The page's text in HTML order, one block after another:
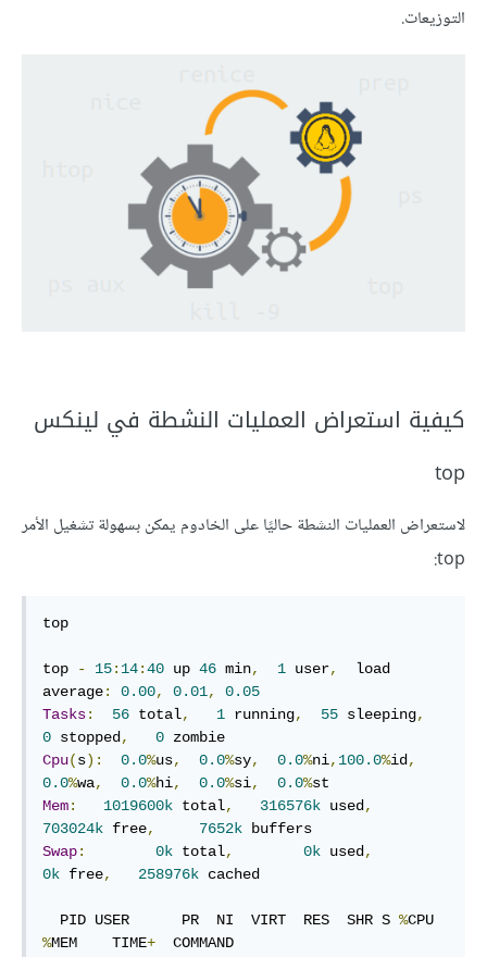
التوزيعات.
كيفية استعراض العمليات النشطة في لينكس
top
لاستعراض العمليات النشطة حاليًا على الخادوم يمكن بسهولة تشغيل الأمر
top:
top
top - 15: 14:40 up 46 min, 1 user,
  load
average: 0.00, 0.01,
0.05
Tasks: 56 total, 1 running, 55 sleeping,
0 stopped, 0
Cpu(s): 0.0%us, 0.0%sy, 0.0%ni, 100.0%id,
0.0%wa, 0.0%hi, 0.0%si, 0.0%
Mem: 1019600k total, 316576k used,
703024k free, 7652k
Swap: 0k total, 0k used,
0k free, 258976k cached
  PID USER      PR  NI  VIRT  RES  SHR S
%
%MEM    TIME+
  COMMAND